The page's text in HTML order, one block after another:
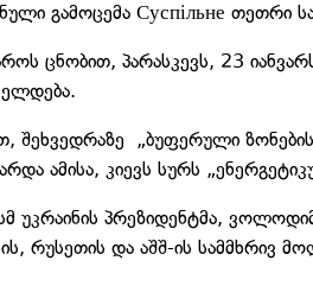
გამოცემა Суспільне
ცნობით, პარასკევს, 23
შეხვედრაზე „ბუფერული
ამისა, კიევს სურს
უკრაინის პრეზიდენტმა,
რუსეთის და აშშ-ის სამმხრივ